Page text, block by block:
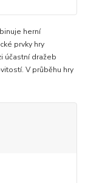
herní
prvky hry
účastní dražeb
V průběhu hry